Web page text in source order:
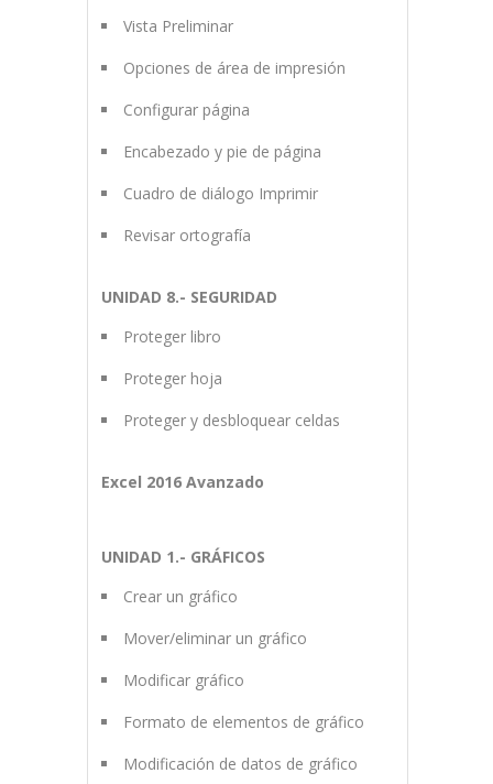
Vista Preliminar
Opciones de área de impresión
Configurar página
Encabezado y pie de página
Cuadro de diálogo Imprimir
Revisar ortografía
UNIDAD 8.- SEGURIDAD
Proteger libro
Proteger hoja
Proteger y desbloquear celdas
Excel 2016 Avanzado
UNIDAD 1.- GRÁFICOS
Crear un gráfico
Mover/eliminar un gráfico
Modificar gráfico
Formato de elementos de gráfico
Modificación de datos de gráfico